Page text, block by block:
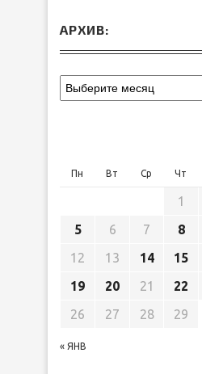
АРХИВ:
Пн Вт Ср Чт
« ЯНВ
1
5
6 7 8
12
13 14 15
19
20 21 22
26
27 28 29